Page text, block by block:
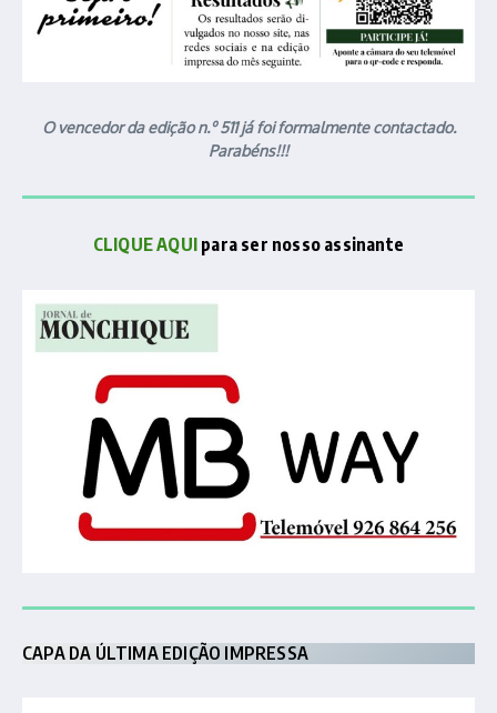
O vencedor da edição n.º 511 já foi formalmente contactado.
Parabéns!!!
CLIQUE AQUI para ser nosso assinante
CAPA DA ÚLTIMA EDIÇÃO IMPRESSA